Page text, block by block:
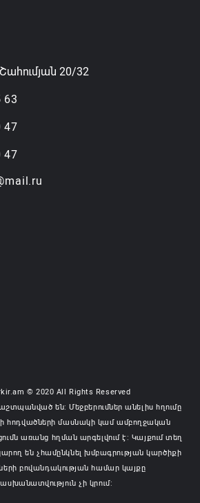
20/32
63
47
47
© 2020 All Rights Reserved
են: Մեջբերումներ անելիս հղումը
հոդվածների մասնակի կամ ամբողջական
առանց հղման արգելվում է: Կայքում տեղ
են չհամընկնել խմբագրության կարծիքի
բովանդակության համար կայքը
չի կրում: